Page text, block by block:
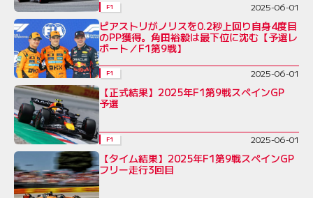
F1 2025-06-01
ピアストリがノリスを0.2秒上回り自身4度目
のPP獲得。角田裕毅は最下位に沈む【予選レ
ポート／F1第9戦】
F1 2025-06-01
【正式結果】2025年F1第9戦スペインGP
予選
F1 2025-06-01
【タイム結果】2025年F1第9戦スペインGP
フリー走行3回目